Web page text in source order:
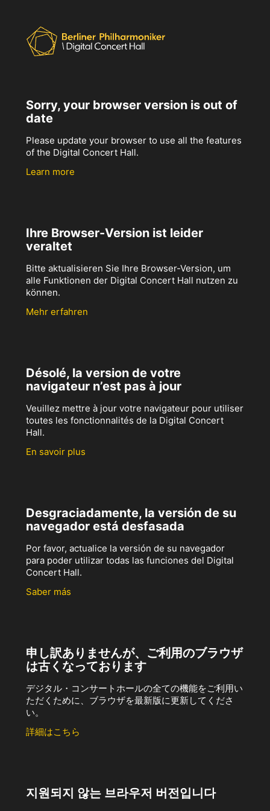
Sorry, your browser version is out of
date
Please update your browser to use all the features
of the Digital Concert Hall.
Learn more
Ihre Browser-Version ist leider
veraltet
Bitte aktualisieren Sie Ihre Browser-Version, um
alle Funktionen der Digital Concert Hall nutzen zu
können.
Mehr erfahren
Désolé, la version de votre
navigateur n’est pas à jour
Veuillez mettre à jour votre navigateur pour utiliser
toutes les fonctionnalités de la Digital Concert
Hall.
En savoir plus
Desgraciadamente, la versión de su
navegador está desfasada
Por favor, actualice la versión de su navegador
para poder utilizar todas las funciones del Digital
Concert Hall.
Saber más
申し訳ありませんが、ご利用のブラウザ
は古くなっております
デジタル・コンサートホールの全ての機能をご利用い
ただくために、ブラウザを最新版に更新してくださ
い。
詳細はこちら
지원되지 않는 브라우저 버전입니다